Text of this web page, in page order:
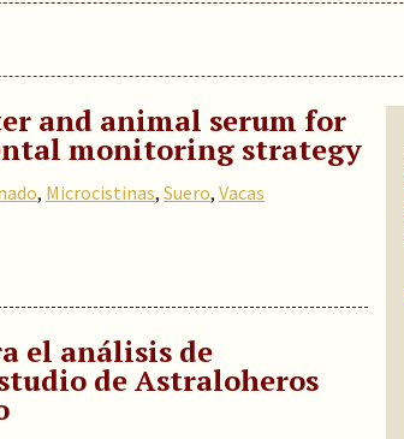
and animal serum for
monitoring strategy
, Microcistinas, Suero, Vacas
el análisis de
de Astraloheros